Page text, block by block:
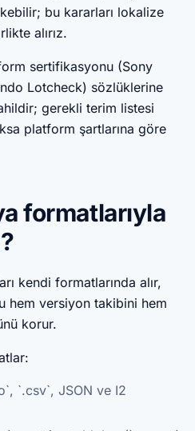
bu kararları lokalize
alırız.
sertifikasyonu (Sony
Lotcheck) sözlüklerine
gerekli terim listesi
platform şartlarına göre
formatlarıyla
kendi formatlarında alır,
hem versiyon takibini hem
korur.
`.csv`, JSON ve I2